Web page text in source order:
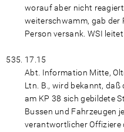
worauf aber nicht
weiterschwamm, gab der
Person versank. WSI leitet
17.15
Abt. Information Mitte,
Ltn. B., wird bekannt,
am KP 38 sich gebildete
Bussen und Fahrzeugen
verantwortlicher Offiziere